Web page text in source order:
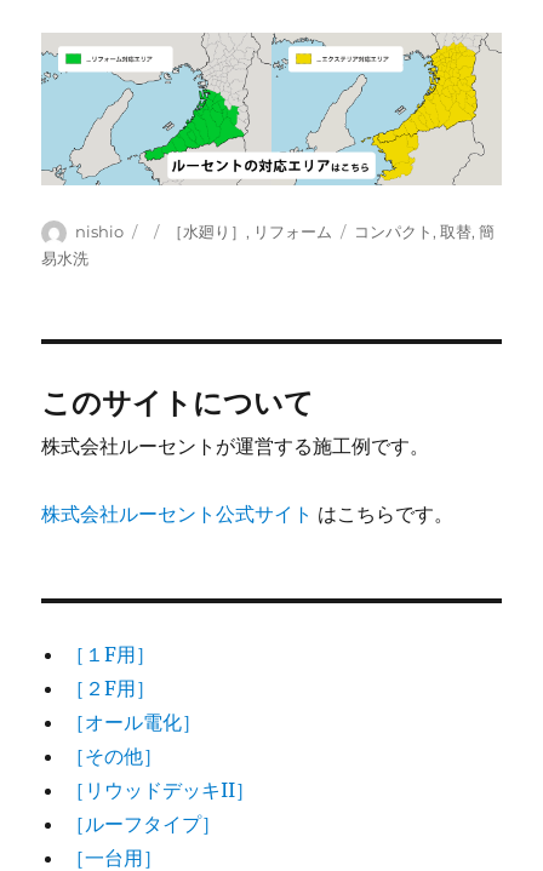
投
稿
nishio
投
カ［水廻り］, リフォーム
タ
コンパクト,取替,簡
易水洗
このサイトについて
株式会社ルーセントが運営する施工例です。
株式会社ルーセント公式サイト はこちらです。
［１F用］
［２F用］
［オール電化］
［その他］
［リウッドデッキII］
［ルーフタイプ］
［一台用］